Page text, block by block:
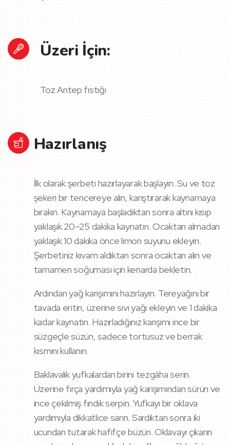
Üzeri İçin:
Toz Antep fıstığı
Hazırlanış
İlk olarak şerbeti hazırlayarak başlayın. Su ve toz
şekeri bir tencereye alın, karıştırarak kaynamaya
bırakın. Kaynamaya başladıktan sonra altını kısıp
yaklaşık 20–25 dakika kaynatın. Ocaktan almadan
yaklaşık 10 dakika önce limon suyunu ekleyin.
Şerbetiniz kıvam aldıktan sonra ocaktan alın ve
tamamen soğuması için kenarda bekletin.
Ardından yağ karışımını hazırlayın. Tereyağını bir
tavada eritin, üzerine sıvı yağı ekleyin ve 1 dakika
kadar kaynatın. Hazırladığınız karışımı ince bir
süzgeçle süzün, sadece tortusuz ve berrak
kısmını kullanın.
Baklavalık yufkalardan birini tezgâha serin.
Üzerine fırça yardımıyla yağ karışımından sürün ve
ince çekilmiş fındık serpin. Yufkayı bir oklava
yardımıyla dikkatlice sarın. Sardıktan sonra iki
ucundan tutarak hafifçe büzün. Oklavayı çıkarın